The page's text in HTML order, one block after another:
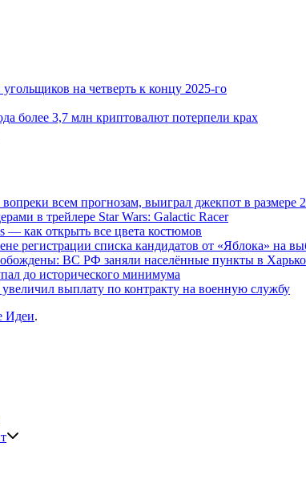
на четверть к концу 2025-го
более 3,7 млн криптовалют потерпели крах
всем прогнозам, выиграл джекпот в размере
в трейлере Star Wars: Galactic Racer
как открыть все цвета костюмов
регистрации списка кандидатов от «Яблока» на
ВС РФ заняли населённые пункты в
до исторического минимума
выплату по контракту на военную службу
Идеи.